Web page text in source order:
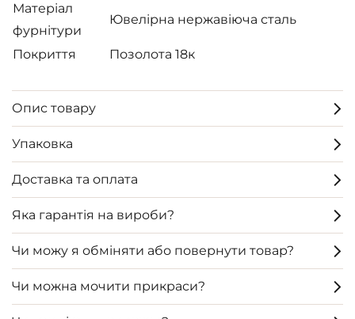
Матеріал
фурнітури
Ювелірна нержавіюча сталь
Покриття Позолота 18к
Опис товару
Упаковка
Доставка та оплата
Яка гарантія на вироби?
Чи можу я обміняти або повернути товар?
Чи можна мочити прикраси?